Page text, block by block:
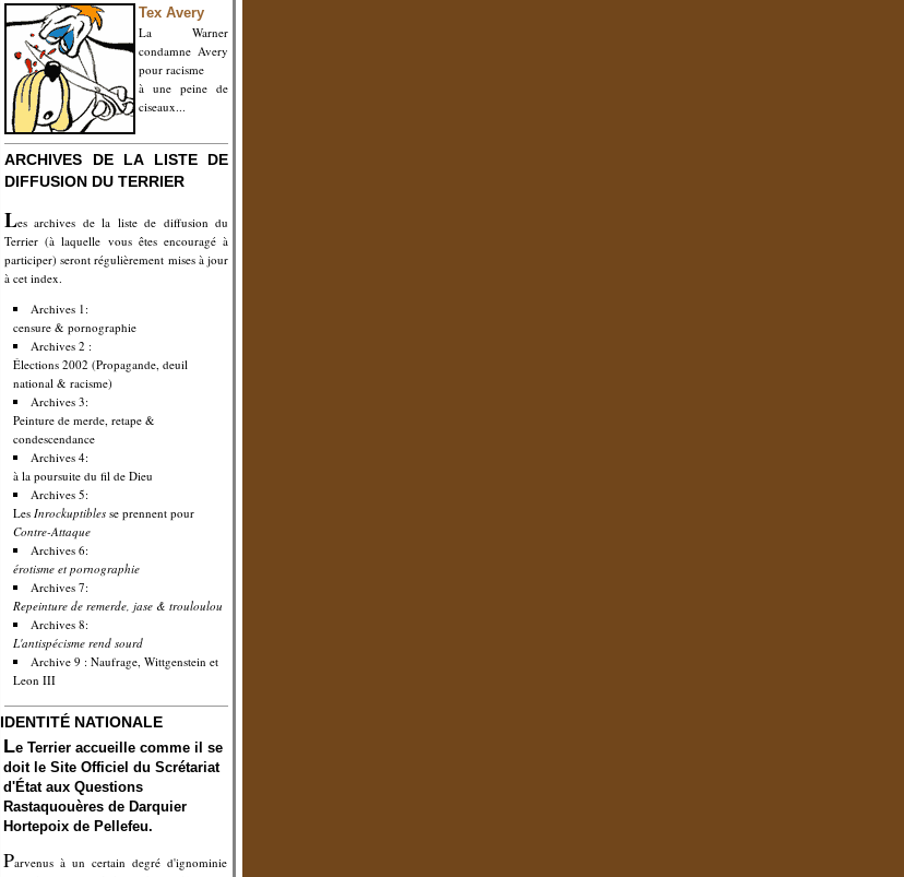
Tex Avery
La Warner
condamne Avery
pour racisme
à une peine de
ciseaux...
ARCHIVES DE LA LISTE DE
DIFFUSION DU TERRIER
Les archives de la liste de diffusion du
Terrier (à laquelle vous êtes encouragé à
participer) seront régulièrement mises à jour
à cet index.
Archives 1:
censure & pornographie
Archives 2 :
Élections 2002 (Propagande, deuil
national & racisme)
Archives 3:
Peinture de merde, retape &
condescendance
Archives 4:
à la poursuite du fil de Dieu
Archives 5:
Les Inrockuptibles se prennent pour
Contre-Attaque
Archives 6:
érotisme et pornographie
Archives 7:
Repeinture de remerde, jase & trouloulou
Archives 8:
L'antispécisme rend sourd
Archive 9 : Naufrage, Wittgenstein et
Leon III
IDENTITÉ NATIONALE
Le Terrier accueille comme il se
doit le Site Officiel du Scrétariat
d'État aux Questions
Rastaquouères de Darquier
Hortepoix de Pellefeu.
Parvenus à un certain degré d'ignominie